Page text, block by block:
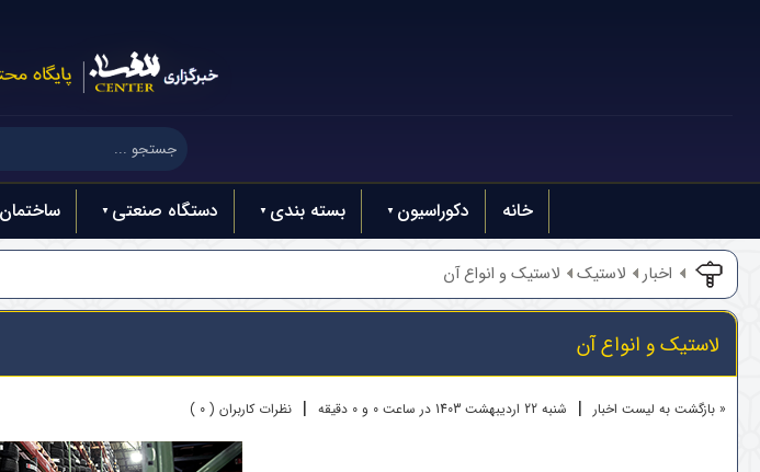
خانه دکوراسیون بسته بندی دستگاه صنعتی ساختمان
اخبار لاستیک لاستیک‌ و انواع آن
لاستیک‌ و انواع آن
« بازگشت به لیست اخبار | شنبه 22 ارديبهشت 1403 در ساعت 0 و 0 دقیقه | نظرات کاربران ( 0 )